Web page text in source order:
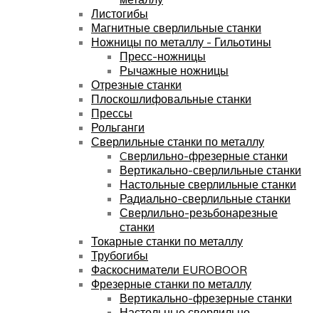
Листогибы
Магнитные сверлильные станки
Ножницы по металлу - Гильотины
Пресс-ножницы
Рычажные ножницы
Отрезные станки
Плоскошлифовальные станки
Прессы
Рольганги
Сверлильные станки по металлу
Cверлильно-фрезерные станки
Вертикально-сверлильные станки
Настольные сверлильные станки
Радиально-сверлильные станки
Сверлильно-резьбонарезные
станки
Токарные станки по металлу
Трубогибы
Фаскосниматели EUROBOOR
Фрезерные станки по металлу
Вертикально-фрезерные станки